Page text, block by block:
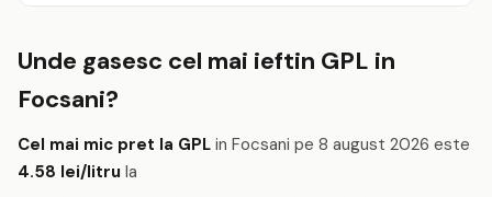
Unde gasesc cel mai ieftin GPL in
Focsani?
Cel mai mic pret la GPL in Focsani pe 8 august 2026 este
4.58 lei/litru la